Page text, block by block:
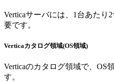
Verticaサーバには、1台あたり
要です。
Verticaカタログ領域(OS領域)
Verticaのカタログ領域で、OS
す。